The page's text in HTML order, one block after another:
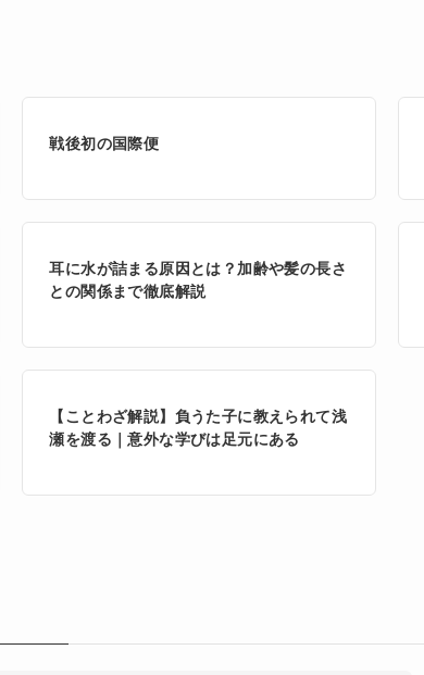
戦後初の国際便
耳に水が詰まる原因とは？加齢や髪の長さ
との関係まで徹底解説
【ことわざ解説】負うた子に教えられて浅
瀬を渡る｜意外な学びは足元にある